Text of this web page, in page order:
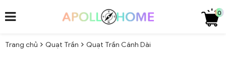
0
Trang chủ Quạt Trần Quạt Trần Cánh Dài